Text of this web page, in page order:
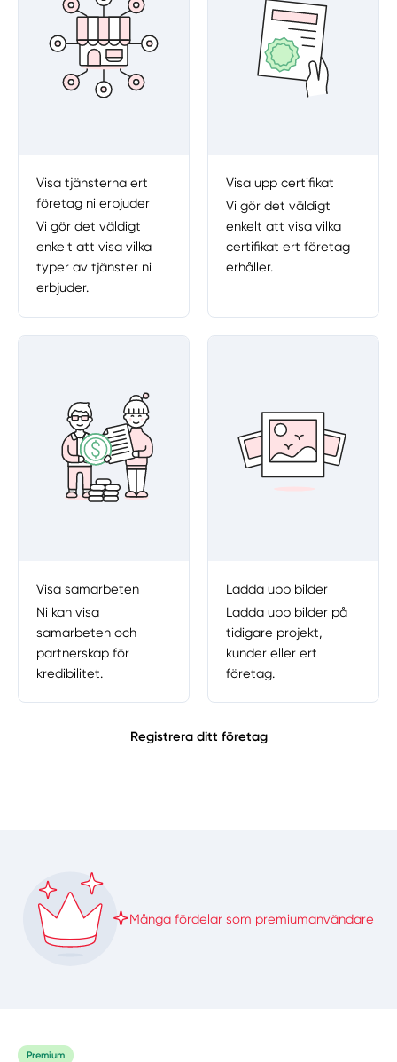
Visa tjänsterna ert
företag ni erbjuder
Vi gör det väldigt
enkelt att visa vilka
typer av tjänster ni
erbjuder.
Visa upp certifikat
Vi gör det väldigt
enkelt att visa vilka
certifikat ert företag
erhåller.
Visa samarbeten
Ni kan visa
samarbeten och
partnerskap för
kredibilitet.
Ladda upp bilder
Ladda upp bilder på
tidigare projekt,
kunder eller ert
företag.
Registrera ditt företag
Många fördelar som premiumanvändare
Premium